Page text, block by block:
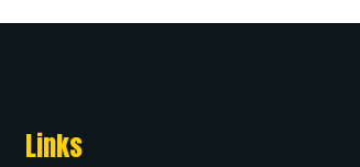
Links